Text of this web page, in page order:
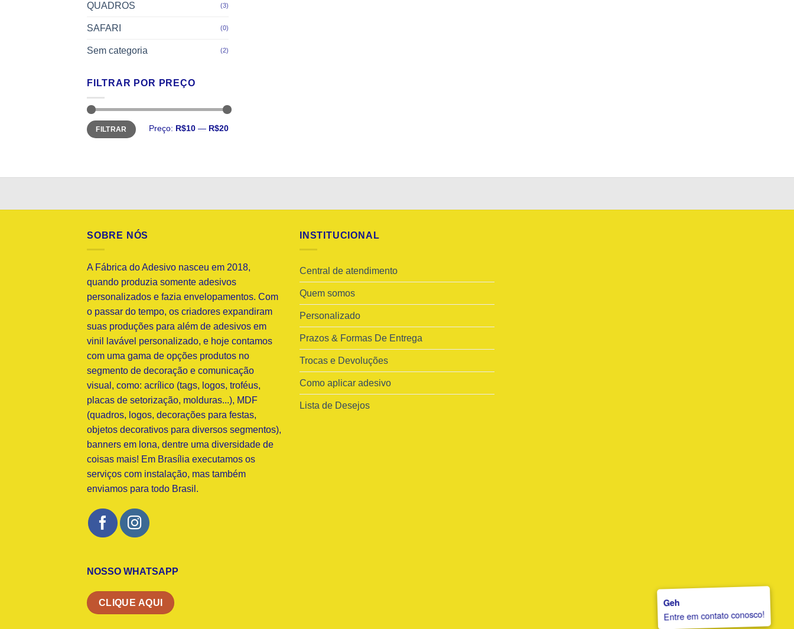
QUADROS (3)
SAFARI (0)
Sem categoria (2)
FILTRAR POR PREÇO
Preço
mínimo
Preço
máximo
FILTRAR Preço: R$10 — R$20
Geh
Entre em contato conosco!
SOBRE NÓS
A Fábrica do Adesivo nasceu em 2018,
quando produzia somente adesivos
personalizados e fazia envelopamentos. Com
o passar do tempo, os criadores expandiram
suas produções para além de adesivos em
vinil lavável personalizado, e hoje contamos
com uma gama de opções produtos no
segmento de decoração e comunicação
visual, como: acrílico (tags, logos, troféus,
placas de setorização, molduras...), MDF
(quadros, logos, decorações para festas,
objetos decorativos para diversos segmentos),
banners em lona, dentre uma diversidade de
coisas mais! Em Brasília executamos os
serviços com instalação, mas também
enviamos para todo Brasil.
NOSSO WHATSAPP
CLIQUE AQUI
INSTITUCIONAL
Central de atendimento
Quem somos
Personalizado
Prazos & Formas De Entrega
Trocas e Devoluções
Como aplicar adesivo
Lista de Desejos